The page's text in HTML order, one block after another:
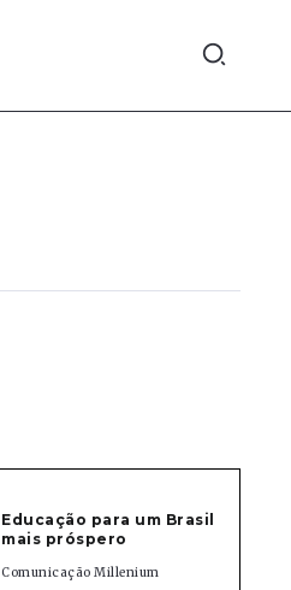
Educação para um Brasil
mais próspero
Comunicação Millenium